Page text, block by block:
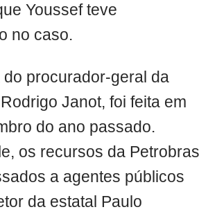
Youssef teve
no caso.
do procurador-geral da
Janot, foi feita em
do ano passado.
os recursos da Petrobras
a agentes públicos
da estatal Paulo